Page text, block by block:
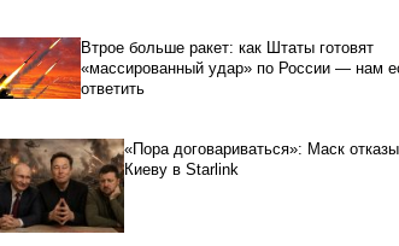
Втрое больше ракет: как Штаты готовят
«массированный удар» по России — нам
ответить
«Пора договариваться»: Маск
Киеву в Starlink